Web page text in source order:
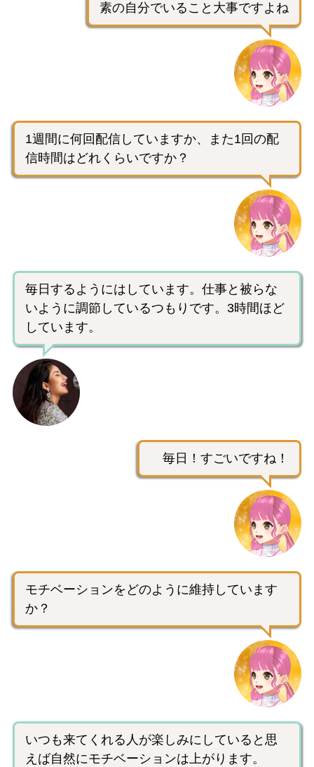
素の自分でいること大事ですよね
1週間に何回配信していますか、また1回の配
信時間はどれくらいですか？
毎日するようにはしています。仕事と被らな
いように調節しているつもりです。3時間ほど
しています。
毎日！すごいですね！
モチベーションをどのように維持しています
か？
いつも来てくれる人が楽しみにしていると思
えば自然にモチベーションは上がります。